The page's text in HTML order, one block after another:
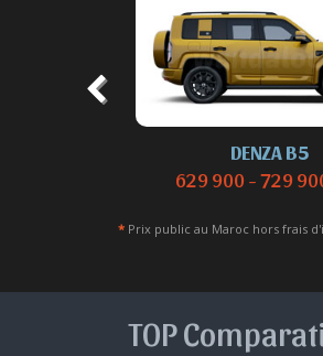
DENZA B5
629 900 - 729
* Prix public au Maroc hors frais
TOP